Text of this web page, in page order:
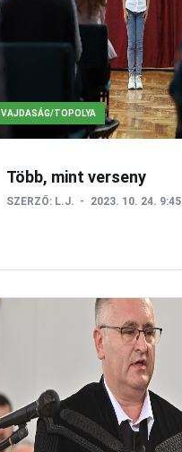
VAJDASÁG/TOPOLYA
Több, mint verseny
SZERZŐ: L.J. 2023. 10. 24. 9:45